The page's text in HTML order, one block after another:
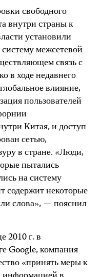
свободного
внутри странык
установили
межсетевой
связь с
в ходе недавнего
влияние,
пользователей
Китая, и доступ
сетью,
в стране. «Люди,
пытались
на систему
содержит некоторые
слова», — пояснил
2010 г. в
Google, компания
«принять меры к